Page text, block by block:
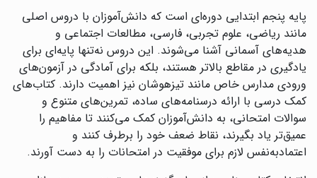
پایه پنجم ابتدایی دوره‌ای است که دانش‌آموزان با دروس اصلی
مانند ریاضی، علوم تجربی، فارسی، مطالعات اجتماعی و
هدیه‌های آسمانی آشنا می‌شوند. این دروس نه‌تنها پایه‌ای برای
یادگیری در مقاطع بالاتر هستند، بلکه برای آمادگی در آزمون‌های
ورودی مدارس خاص مانند تیزهوشان نیز اهمیت دارند. کتاب‌های
کمک درسی با ارائه درسنامه‌های ساده، تمرین‌های متنوع و
سوالات امتحانی، به دانش‌آموزان کمک می‌کنند تا مفاهیم را
عمیق‌تر یاد بگیرند، نقاط ضعف خود را برطرف کنند و
اعتمادبه‌نفس لازم برای موفقیت در امتحانات را به دست آورند.